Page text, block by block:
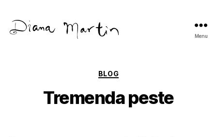
Menu
Categories
BLOG
Tremenda peste